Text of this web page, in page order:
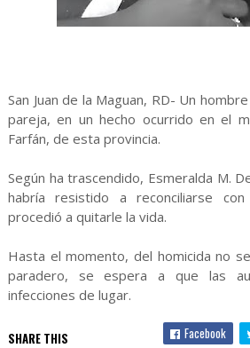
San Juan de la Maguan, RD- Un
pareja, en un hecho ocurrido en el
Farfán, de esta provincia.
Según ha trascendido, Esmeralda M.
habría resistido a reconciliarse
procedió a quitarle la vida.
Hasta el momento, del homicida no
paradero, se espera a que las
infecciones de lugar.
SHARE THIS Facebook